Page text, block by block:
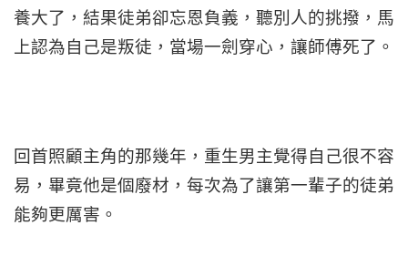
養大了，結果徒弟卻忘恩負義，聽別人的挑撥，馬
上認為自己是叛徒，當場一劍穿心，讓師傅死了。
回首照顧主角的那幾年，重生男主覺得自己很不容
易，畢竟他是個廢材，每次為了讓第一輩子的徒弟
能夠更厲害。